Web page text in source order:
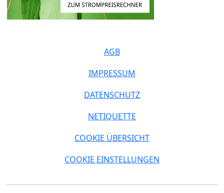
AGB
IMPRESSUM
DATENSCHUTZ
NETIQUETTE
COOKIE ÜBERSICHT
COOKIE EINSTELLUNGEN